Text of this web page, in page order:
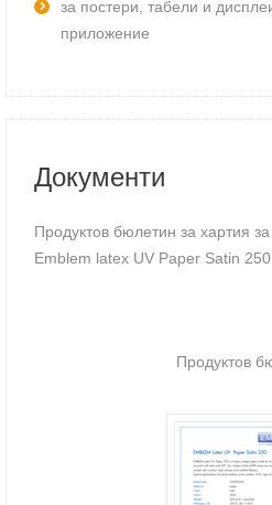
за постери, табели и
приложение
Документи
Продуктов бюлетин за хартия
Emblem latex UV Paper Satin 250.
Продуктов